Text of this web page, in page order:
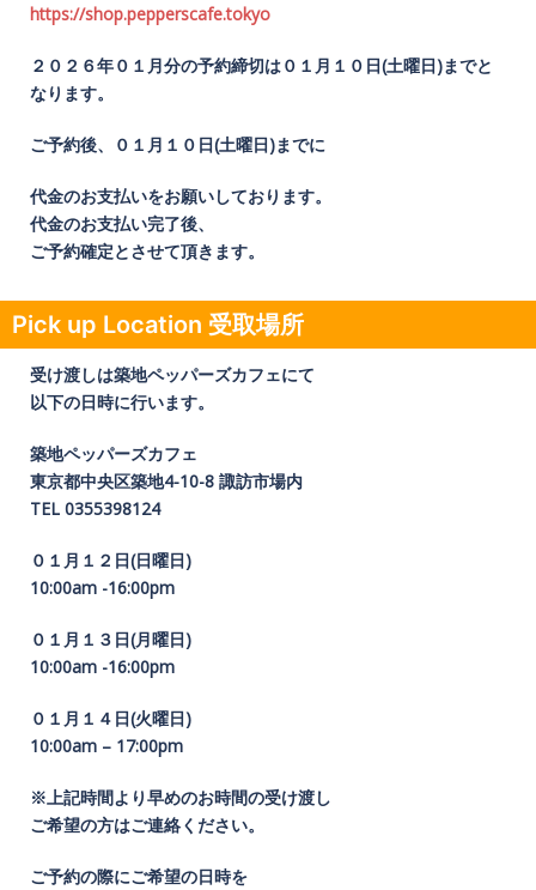
https://shop.pepperscafe.tokyo
２０２６年０１ 月分の予約締切は０１月１０日(土曜日)までと
なります。
ご予約後、０１月１０日(土曜日)までに
代金のお支払いをお願いしております。
代金のお支払い完了後、
ご予約確定とさせて頂きます。
Pick up Location 受取場所
受け渡しは築地ペッパーズカフェにて
以下の日時に行います。
築地ペッパーズカフェ
東京都中央区築地4-10-8 諏訪市場内
TEL 0355398124
０１月１２日(日曜日)
10:00am -16:00pm
０１月１３日(月曜日)
10:00am -16:00pm
０１月１４日(火曜日)
10:00am – 17:00pm
※上記時間より早めのお時間の受け渡し
ご希望の方はご連絡ください。
ご予約の際にご希望の日時を